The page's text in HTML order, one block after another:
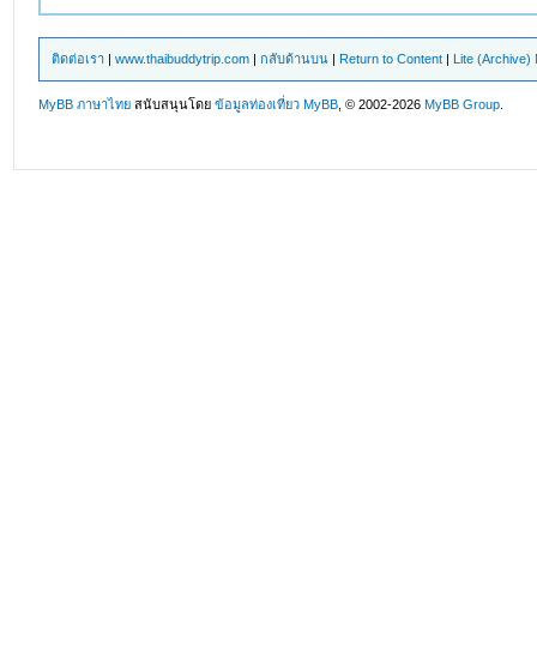
ติดต่อเรา |www.thaibuddytrip.com |กลับด้านบน | Return to Content | Lite (Archive)
MyBB ภาษาไทย สนับสนุนโดยข้อมูลท่องเที่ยว MyBB , © 2002-2026MyBB Group